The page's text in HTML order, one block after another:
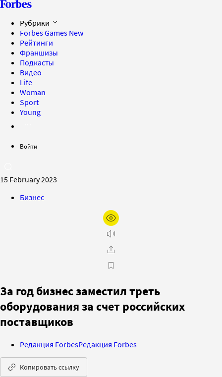
Рубрики
Forbes Games New
Рейтинги
Франшизы
Подкасты
Видео
Life
Woman
Sport
Young
Войти
15 February 2023
Бизнес
За год бизнес заместил треть
оборудования за счет российских
поставщиков
Редакция ForbesРедакция Forbes
Копировать ссылку